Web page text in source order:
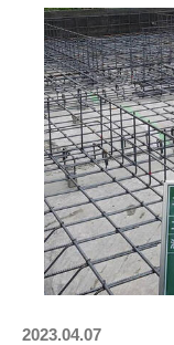
2023.04.07